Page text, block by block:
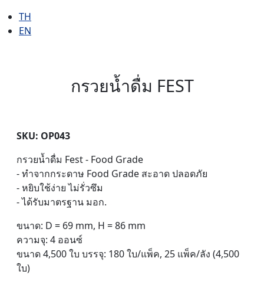
TH
EN
กรวยน้ำดื่ม FEST
SKU: OP043
กรวยน้ำดื่ม Fest - Food Grade
- ทำจากกระดาษ Food Grade สะอาด ปลอดภัย
- หยิบใช้ง่าย ไม่รั่วซึม
- ได้รับมาตรฐาน มอก.
ขนาด: D = 69 mm, H = 86 mm
ความจุ: 4 ออนซ์
ขนาด 4,500 ใบ บรรจุ: 180 ใบ/แพ็ค, 25 แพ็ค/ลัง (4,500
ใบ)